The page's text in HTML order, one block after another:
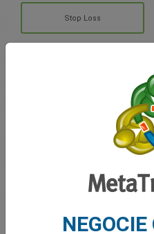
Stop Loss
Criar
Gerenciamento de contas
Saldo para trading